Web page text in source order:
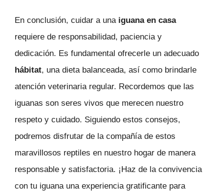
En conclusión, cuidar a una iguana en casa
requiere de responsabilidad, paciencia y
dedicación. Es fundamental ofrecerle un adecuado
hábitat, una dieta balanceada, así como brindarle
atención veterinaria regular. Recordemos que las
iguanas son seres vivos que merecen nuestro
respeto y cuidado. Siguiendo estos consejos,
podremos disfrutar de la compañía de estos
maravillosos reptiles en nuestro hogar de manera
responsable y satisfactoria. ¡Haz de la convivencia
con tu iguana una experiencia gratificante para